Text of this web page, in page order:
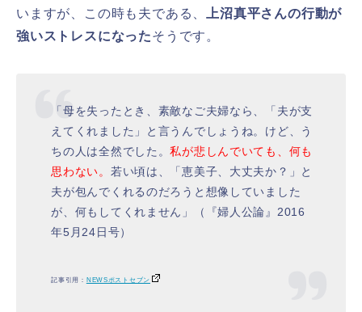
いますが、この時も夫である、
上沼真平さんの行動が
強いストレスになったそうです。
「母を失ったとき、素敵なご夫婦なら、「夫が支
えてくれました」と言うんでしょうね。けど、う
ちの人は全然でした。私が悲しんでいても、何も
思わない。 若い頃は、「恵美子、大丈夫か？」と
夫が包んでくれるのだろうと想像していました
が、何もしてくれません」（『婦人公論』2016
年5月24日号）
記事引用： NEWSポストセブン